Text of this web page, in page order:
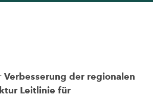
Verbesserung der regionalen
Leitlinie für